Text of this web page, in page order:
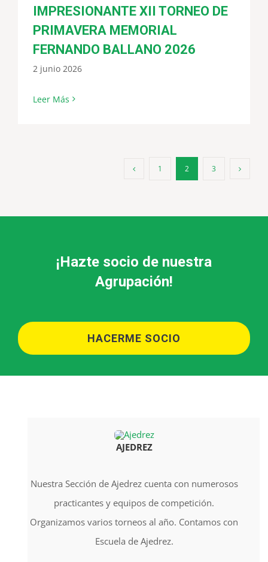
IMPRESIONANTE XII TORNEO DE
PRIMAVERA MEMORIAL
FERNANDO BALLANO 2026
2 junio 2026
Leer Más
1 2 3
¡Hazte socio de nuestra
Agrupación!
HACERME SOCIO
AJEDREZ
Nuestra Sección de Ajedrez cuenta con numerosos
practicantes y equipos de competición.
Organizamos varios torneos al año. Contamos con
Escuela de Ajedrez.